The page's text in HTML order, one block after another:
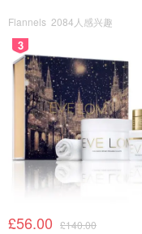
就一顿午饭的时间就没
前两日是不打招呼就
翻，然后树枝树叶和
Flannels 2084人感兴趣
3
£56.00 £140.00